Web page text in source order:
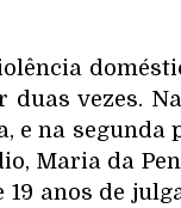
duas vezes.
e na segunda
Maria da
anos de